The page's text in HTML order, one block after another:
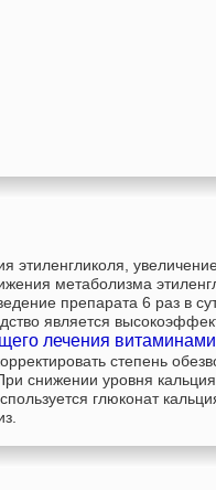
этиленгликоля,
метаболизма
препарата 6 раз в
является
лечения
степень
снижении уровня
глюконат